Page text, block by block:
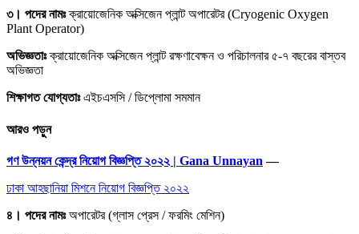
৩। পদের নামঃক্রায়োজেনিক অক্সিজেন প্লান্ট অপারেটর (Cryogenic Oxygen
Plant Operator)
অভিজ্ঞতাঃক্রায়োজেনিক অক্সিজেন প্লান্ট রক্ষণাবেক্ষন ও পরিচালনার ৫-৭ বছরের বাস্তব
অভিজ্ঞতা
শিক্ষাগত যোগ্যতাঃএইচএসসি / ডিপ্লোমা সমমান
আরও পড়ুন
গণ উন্নয়ন কেন্দ্র নিয়োগ বিজ্ঞপ্তি ২০২২ | Gana Unnayan —
ঢাকা আহছানিয়া মিশনে নিয়োগ বিজ্ঞপ্তি ২০২২
৪। পদের নামঃঅপারেটর (গ্লাস প্রেস / ফরমিং মেশিন)